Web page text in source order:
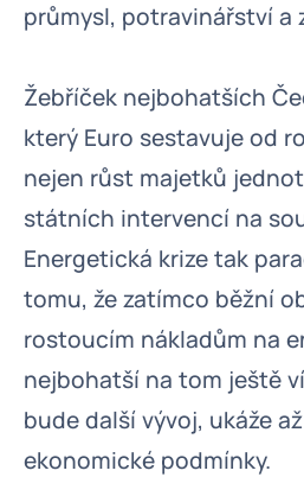
průmysl, potravinářství a
Žebříček nejbohatších
který Euro sestavuje od
nejen růst majetků
státních intervencí na
Energetická krize tak
tomu, že zatímco běžní
rostoucím nákladům na
nejbohatší na tom ještě
bude další vývoj, ukáže
ekonomické podmínky.